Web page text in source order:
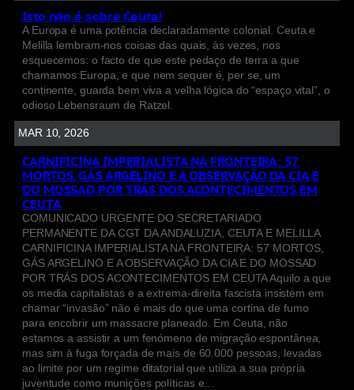
Isto não é sobre Ceuta!
A Europa é uma potência declaradamente colonial. Ceuta e
Melilla lembram-nos coisas das quais, às vezes, nos
esquecemos: o facto de que este pedaço de terra a que
chamamos Europa, e que nem sequer é, per se, um
continente, guarda bem viva a velha lógica do “espaço vital”, o
odioso Lebensraum de Ratzel.
MAR 10, 2026
CARNIFICINA IMPERIALISTA NA FRONTEIRA: 57
MORTOS, GÁS ARGELINO E A OBSERVAÇÃO DA CIA E
DO MOSSAD POR TRÁS DOS ACONTECIMENTOS EM
CEUTA
COMUNICADO URGENTE DO SECRETARIADO
PERMANENTE DA CGT DA ANDALUZIA, CEUTA E MELILLA
CARNIFICINA IMPERIALISTA NA FRONTEIRA: 57 MORTOS,
GÁS ARGELINO E A OBSERVAÇÃO DA CIA E DO MOSSAD
POR TRÁS DOS ACONTECIMENTOS EM CEUTA Aquilo a que
os media capitalistas e a extrema-direita fascista insistem em
chamar “invasão” não é mais do que uma cortina de fumo
para encobrir um massacre planeado. Em Ceuta, não
estamos a assistir a um fenómeno de migração espontânea,
mas sim à fuga forçada de mais de 60.000 pessoas, levadas
ao limite por um regime ditatorial que utiliza a sua própria
juventude como munições políticas e…